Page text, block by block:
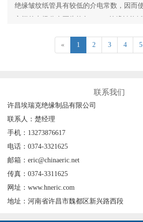
绝缘皱纹纸管具有较低的介电常数，因而
之间的电场分布更为均匀。 2、绝缘皱纹
« 1 2 3 4 5
联系我们
许昌埃瑞克绝缘制品有限公司
联系人：楚经理
手机：13273876617
电话：0374-3321625
邮箱：eric@chinaeric.net
传真：0374-3311625
网址：www.hneric.com
地址：河南省许昌市魏都区新兴路西段